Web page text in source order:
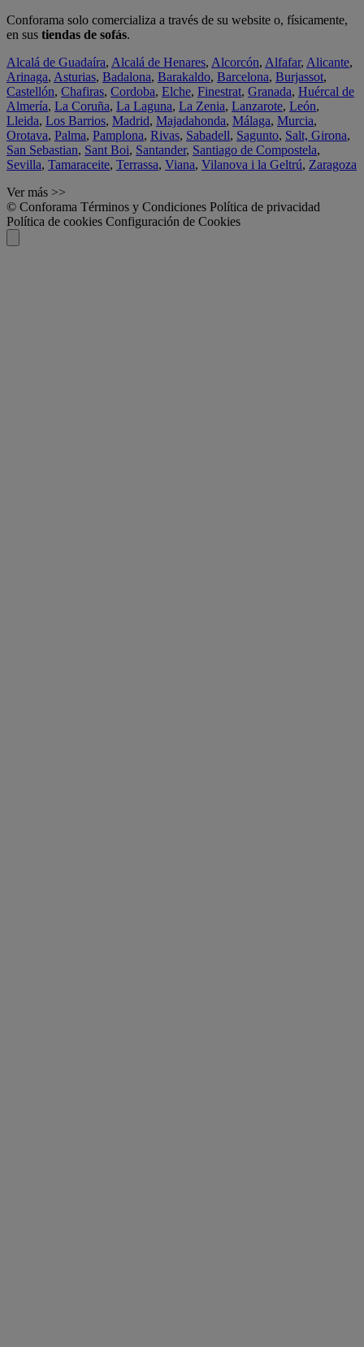
Conforama solo comercializa a través de su website o, físicamente,
en sus tiendas de sofás.
Alcalá de Guadaíra, Alcalá de Henares, Alcorcón, Alfafar, Alicante,
Arinaga, Asturias, Badalona, Barakaldo, Barcelona, Burjassot,
Castellón, Chafiras, Cordoba, Elche, Finestrat, Granada, Huércal de
Almería, La Coruña, La Laguna, La Zenia, Lanzarote, León,
Lleida, Los Barrios, Madrid, Majadahonda, Málaga, Murcia,
Orotava, Palma, Pamplona, Rivas, Sabadell, Sagunto, Salt, Girona,
San Sebastian, Sant Boi, Santander, Santiago de Compostela,
Sevilla, Tamaraceite, Terrassa, Viana, Vilanova i la Geltrú, Zaragoza
Ver más >>
© Conforama Términos y Condiciones Política de privacidad
Política de cookies Configuración de Cookies